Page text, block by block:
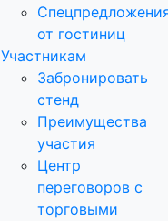
от гостиниц
Участникам
Забронировать
стенд
Преимущества
участия
Центр
переговоров с
торговыми